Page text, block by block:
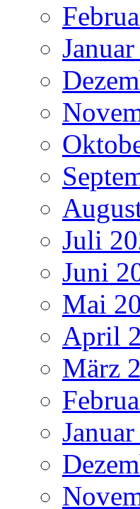
Juli
Juni
Mai
April
März